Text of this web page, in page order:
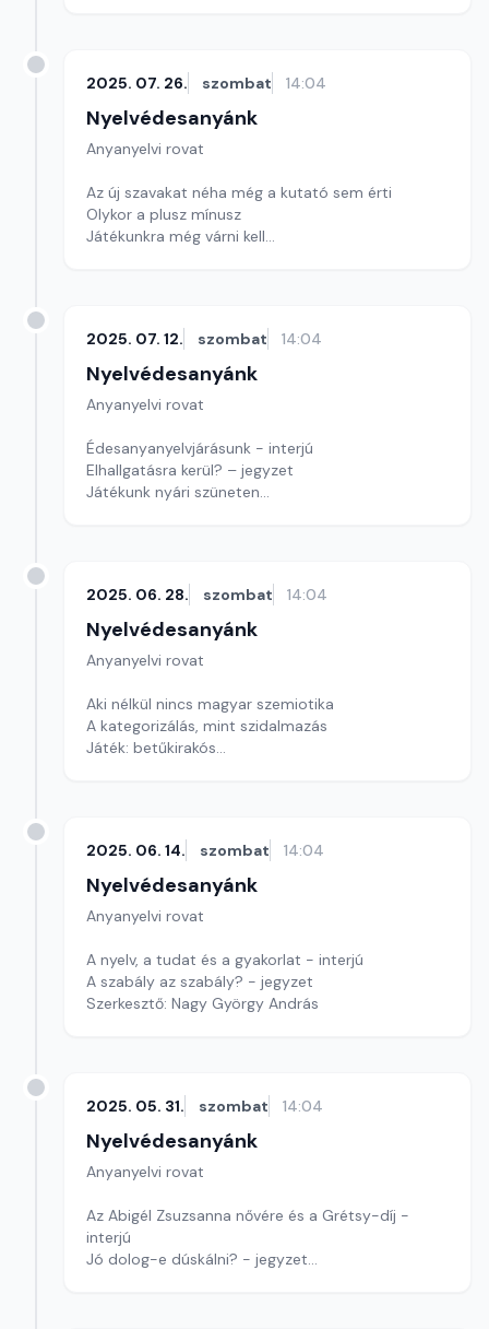
2025. 07. 26. szombat 14:04
Nyelvédesanyánk
Anyanyelvi rovat
Az új szavakat néha még a kutató sem érti
Olykor a plusz mínusz
Játékunkra még várni kell
2025. 07. 12. szombat 14:04
Nyelvédesanyánk
Anyanyelvi rovat
Édesanyanyelvjárásunk - interjú
Elhallgatásra kerül? – jegyzet
Játékunk nyári szüneten
2025. 06. 28. szombat 14:04
Nyelvédesanyánk
Anyanyelvi rovat
Aki nélkül nincs magyar szemiotika
A kategorizálás, mint szidalmazás
Játék: betűkirakós
2025. 06. 14. szombat 14:04
Nyelvédesanyánk
Anyanyelvi rovat
A nyelv, a tudat és a gyakorlat - interjú
A szabály az szabály? - jegyzet
Szerkesztő: Nagy György András
2025. 05. 31. szombat 14:04
Nyelvédesanyánk
Anyanyelvi rovat
Az Abigél Zsuzsanna nővére és a Grétsy-díj -
interjú
Jó dolog-e dúskálni? - jegyzet